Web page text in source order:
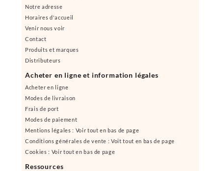
Notre adresse
Horaires d'accueil
Venir nous voir
Contact
Produits et marques
Distributeurs
Acheter en ligne et information légales
Acheter en ligne
Modes de livraison
Frais de port
Modes de paiement
Mentions légales : Voir tout en bas de page
Conditions générales de vente : Voit tout en bas de page
Cookies : Voir tout en bas de page
Ressources